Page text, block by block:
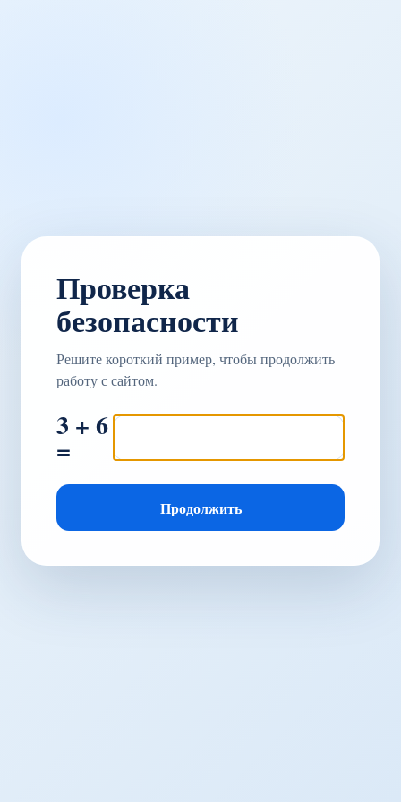
Проверка
безопасности
Решите короткий пример, чтобы продолжить
работу с сайтом.
3 + 6
=
Продолжить